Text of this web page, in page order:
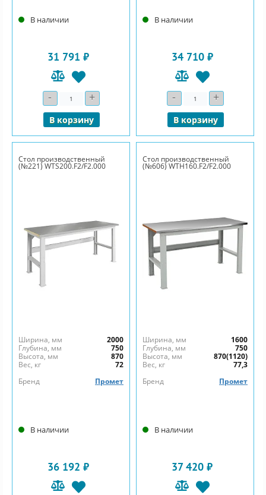
В наличии
31 791 ₽
- Количество+
В корзину
В наличии
34 710 ₽
- Количество+
В корзину
Стол производственный
(№221) WTS200.F2/F2.000
Ширина, мм
2000
Глубина, мм
750
Высота, мм
870
Вес, кг
72
Бренд
Промет
В наличии
36 192 ₽
Стол производственный
(№606) WTH160.F2/F2.000
Ширина, мм
1600
Глубина, мм
750
Высота, мм
870(1120)
Вес, кг
77,3
Бренд
Промет
В наличии
37 420 ₽